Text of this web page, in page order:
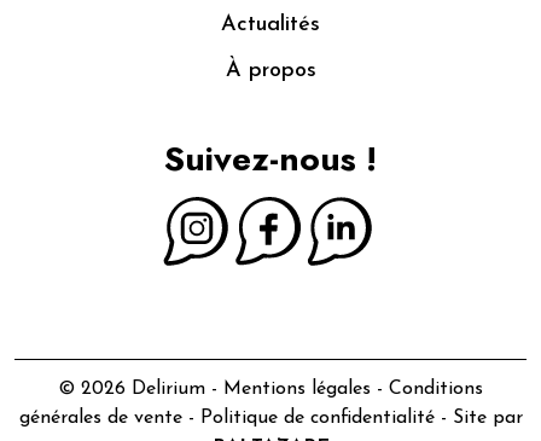
Actualités
À propos
Suivez-nous !
© 2026 Delirium - Mentions légales - Conditions
générales de vente- Politique de confidentialité- Site par